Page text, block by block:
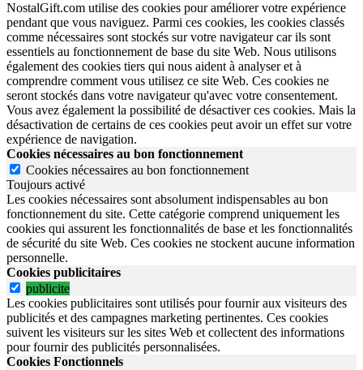
NostalGift.com utilise des cookies pour améliorer votre expérience
pendant que vous naviguez. Parmi ces cookies, les cookies classés
comme nécessaires sont stockés sur votre navigateur car ils sont
essentiels au fonctionnement de base du site Web. Nous utilisons
également des cookies tiers qui nous aident à analyser et à
comprendre comment vous utilisez ce site Web. Ces cookies ne
seront stockés dans votre navigateur qu'avec votre consentement.
Vous avez également la possibilité de désactiver ces cookies. Mais la
désactivation de certains de ces cookies peut avoir un effet sur votre
expérience de navigation.
Cookies nécessaires au bon fonctionnement
Cookies nécessaires au bon fonctionnement
Toujours activé
Les cookies nécessaires sont absolument indispensables au bon
fonctionnement du site. Cette catégorie comprend uniquement les
cookies qui assurent les fonctionnalités de base et les fonctionnalités
de sécurité du site Web. Ces cookies ne stockent aucune information
personnelle.
Cookies publicitaires
publicite
Les cookies publicitaires sont utilisés pour fournir aux visiteurs des
publicités et des campagnes marketing pertinentes. Ces cookies
suivent les visiteurs sur les sites Web et collectent des informations
pour fournir des publicités personnalisées.
Cookies Fonctionnels